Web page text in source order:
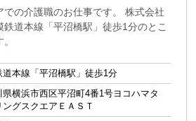
での介護職のお仕事です。 株式会社
道本線「平沼橋駅」徒歩1分のとこ
道本線「平沼橋駅」徒歩1分
県横浜市西区平沼町4番1号ヨコハマタ
ングスクエアＥＡＳＴ